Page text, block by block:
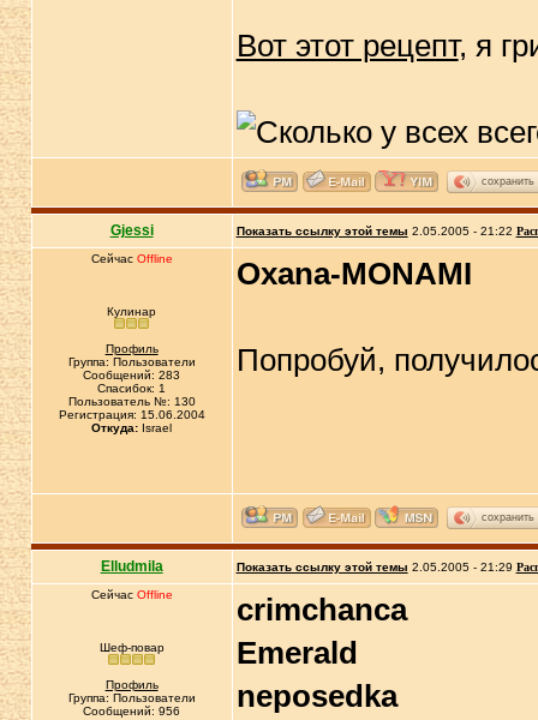
Вот этот рецепт, я
сохранить
Gjessi Показать ссылку этой темы 2.05.2005 - 21:22
Сейчас Offline
Кулинар
Профиль
Группа: Пользователи
Сообщений: 283
Спасибок: 1
Пользователь №: 130
Регистрация: 15.06.2004
Откуда: Israel
Oxana-MONAMI
Попробуй,
сохранить
Elludmila Показать ссылку этой темы 2.05.2005 - 21:29
Сейчас Offline
Шеф-повар
Профиль
Группа: Пользователи
Сообщений: 956
crimchanca
Emerald
neposedka